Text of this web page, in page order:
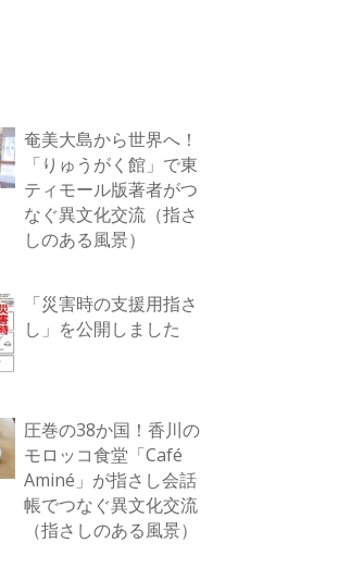
奄美大島から世界へ！
「りゅうがく館」で東
ティモール版著者がつ
なぐ異文化交流（指さ
しのある風景）
「災害時の支援用指さ
し」を公開しました
圧巻の38か国！香川の
モロッコ食堂「Café
Aminé」が指さし会話
帳でつなぐ異文化交流
（指さしのある風景）